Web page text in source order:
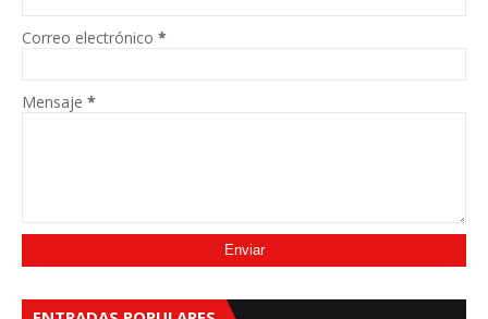
Correo electrónico *
Mensaje *